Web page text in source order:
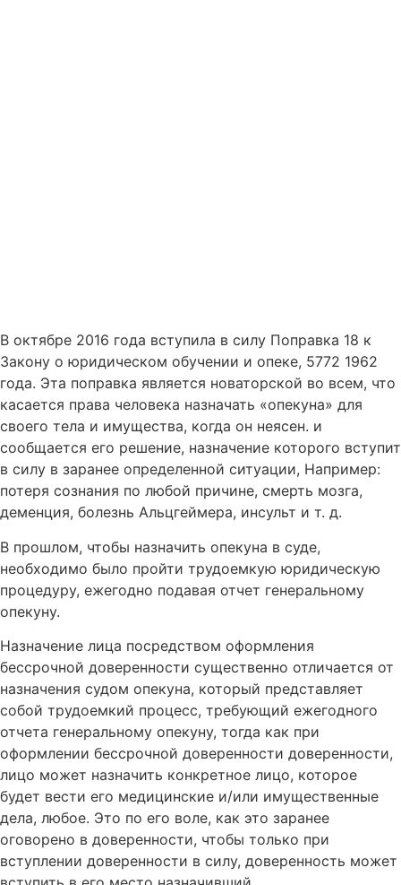
В октябре 2016 года вступила в силу Поправка 18 к
Закону о юридическом обучении и опеке, 5772 1962
года. Эта поправка является новаторской во всем, что
касается права человека назначать «опекуна» для
своего тела и имущества, когда он неясен. и
сообщается его решение, назначение которого вступит
в силу в заранее определенной ситуации, Например:
потеря сознания по любой причине, смерть мозга,
деменция, болезнь Альцгеймера, инсульт и т. д.
В прошлом, чтобы назначить опекуна в суде,
необходимо было пройти трудоемкую юридическую
процедуру, ежегодно подавая отчет генеральному
опекуну.
Назначение лица посредством оформления
бессрочной доверенности существенно отличается от
назначения судом опекуна, который представляет
собой трудоемкий процесс, требующий ежегодного
отчета генеральному опекуну, тогда как при
оформлении бессрочной доверенности доверенности,
лицо может назначить конкретное лицо, которое
будет вести его медицинские и/или имущественные
дела, любое. Это по его воле, как это заранее
оговорено в доверенности, чтобы только при
вступлении доверенности в силу, доверенность может